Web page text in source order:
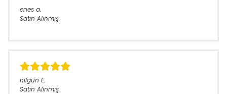
enes a.
Satın Alınmış
nilgün E.
Satın Alınmış